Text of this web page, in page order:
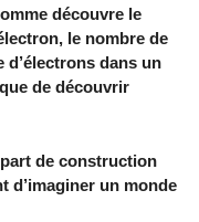
découvre le
le nombre de
d’électrons dans un
de découvrir
de construction
d’imaginer un monde